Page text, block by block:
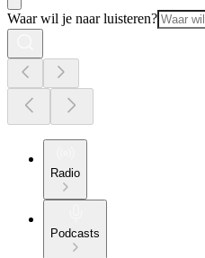
Waar wil je naar luisteren?
Radio
Podcasts